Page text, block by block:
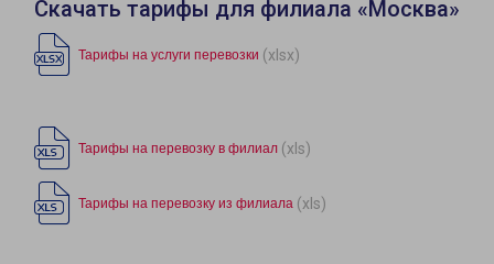
Скачать тарифы для филиала «Москва»
Тарифы на услуги перевозки (xlsx)
Тарифы на перевозку в филиал (xls)
Тарифы на перевозку из филиала (xls)